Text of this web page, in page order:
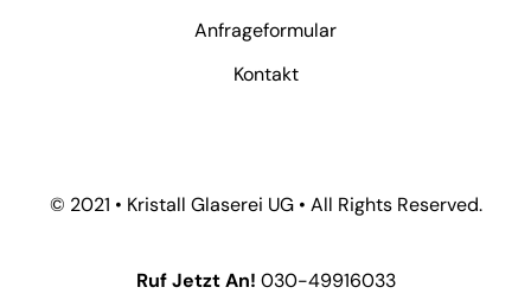
Anfrageformular
Kontakt
© 2021 • Kristall Glaserei UG • All Rights Reserved.
Ruf Jetzt An! 030-49916033